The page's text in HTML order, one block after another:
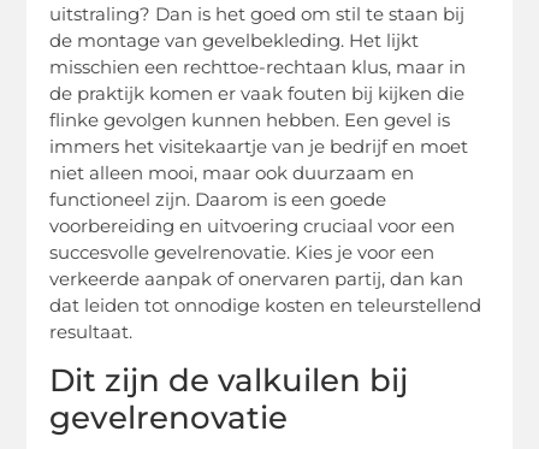
uitstraling? Dan is het goed om stil te staan bij
de montage van gevelbekleding. Het lijkt
misschien een rechttoe-rechtaan klus, maar in
de praktijk komen er vaak fouten bij kijken die
flinke gevolgen kunnen hebben. Een gevel is
immers het visitekaartje van je bedrijf en moet
niet alleen mooi, maar ook duurzaam en
functioneel zijn. Daarom is een goede
voorbereiding en uitvoering cruciaal voor een
succesvolle gevelrenovatie. Kies je voor een
verkeerde aanpak of onervaren partij, dan kan
dat leiden tot onnodige kosten en teleurstellend
resultaat.
Dit zijn de valkuilen bij
gevelrenovatie